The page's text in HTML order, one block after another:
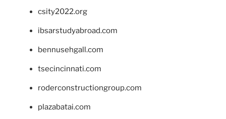
csity2022.org
ibsarstudyabroad.com
bennusehgall.com
tsecincinnati.com
roderconstructiongroup.com
plazabatai.com